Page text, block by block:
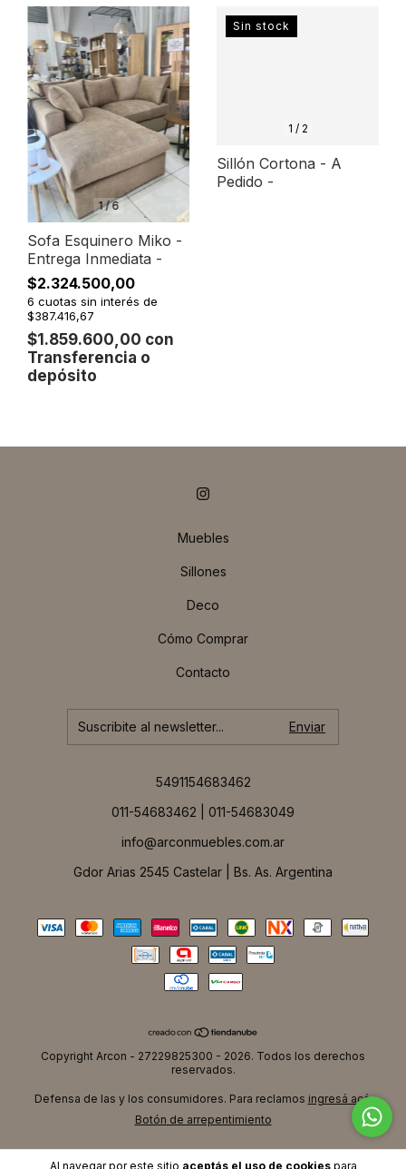
Al navegar por este sitio aceptás el uso de cookiespara
1/6
Sofa Esquinero Miko -
Entrega Inmediata -
$2.324.500,00
$1.859.600,00 con
Transferencia o
depósito
6 cuotas sin interés de
$387.416,67
1 / 2
Sin stock
Sillón Cortona - A
Pedido -
Muebles
Sillones
Deco
Cómo Comprar
Contacto
5491154683462
011-54683462 | 011-54683049
info@arconmuebles.com.ar
Gdor Arias 2545 Castelar | Bs. As. Argentina
Copyright Arcon - 27229825300 - 2026. Todos los derechos
reservados.
Defensa de las y los consumidores. Para reclamos ingresá acá.
Botón de arrepentimiento